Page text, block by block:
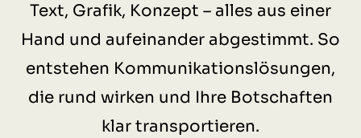
Text, Grafik, Konzept – alles aus einer
Hand und aufeinander abgestimmt. So
entstehen Kommunikationslösungen,
die rund wirken und Ihre Botschaften
klar transportieren.